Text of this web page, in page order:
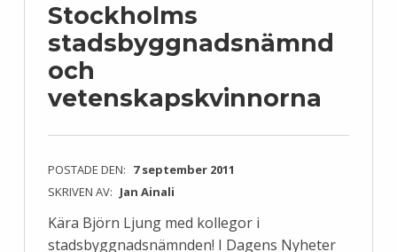
Stockholms
stadsbyggnadsnämnd
och
vetenskapskvinnorna
POSTADE DEN: 7 september 2011
SKRIVEN AV: Jan Ainali
Kära Björn Ljung med kollegor i
stadsbyggnadsnämnden! I Dagens Nyheter